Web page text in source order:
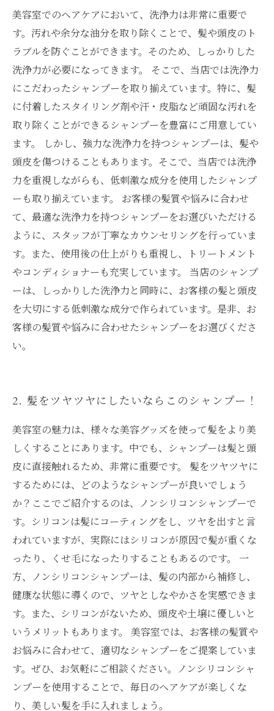
美容室でのヘアケアにおいて、洗浄力は非常に重要で
す。汚れや余分な油分を取り除くことで、髪や頭皮のト
ラブルを防ぐことができます。そのため、しっかりした
洗浄力が必要になってきます。 そこで、当店では洗浄力
にこだわったシャンプーを取り揃えています。特に、髪
に付着したスタイリング剤や汗・皮脂など頑固な汚れを
取り除くことができるシャンプーを豊富にご用意してい
ます。 しかし、強力な洗浄力を持つシャンプーは、髪や
頭皮を傷つけることもあります。そこで、当店では洗浄
力を重視しながらも、低刺激な成分を使用したシャンプ
ーも取り揃えています。 お客様の髪質や悩みに合わせ
て、最適な洗浄力を持つシャンプーをお選びいただける
ように、スタッフが丁寧なカウンセリングを行っていま
す。また、使用後の仕上がりも重視し、トリートメント
やコンディショナーも充実しています。 当店のシャンプ
ーは、しっかりした洗浄力と同時に、お客様の髪と頭皮
を大切にする低刺激な成分で作られています。是非、お
客様の髪質や悩みに合わせたシャンプーをお選びくださ
い。
2. 髪をツヤツヤにしたいならこのシャンプー！
美容室の魅力は、様々な美容グッズを使って髪をより美
しくすることにあります。中でも、シャンプーは髪と頭
皮に直接触れるため、非常に重要です。 髪をツヤツヤに
するためには、どのようなシャンプーが良いでしょう
か？ここでご紹介するのは、ノンシリコンシャンプーで
す。シリコンは髪にコーティングをし、ツヤを出すと言
われていますが、実際にはシリコンが原因で髪が重くな
ったり、くせ毛になったりすることもあるのです。 一
方、ノンシリコンシャンプーは、髪の内部から補修し、
健康な状態に導くので、ツヤとしなやかさを実感できま
す。また、シリコンがないため、頭皮や土壌に優しいと
いうメリットもあります。 美容室では、お客様の髪質や
お悩みに合わせて、適切なシャンプーをご提案していま
す。ぜひ、お気軽にご相談ください。ノンシリコンシャ
ンプーを使用することで、毎日のヘアケアが楽しくな
り、美しい髪を手に入れましょう。